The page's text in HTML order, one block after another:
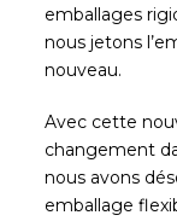
emballages
nous jetons
nouveau.
Avec cette
changement
nous avons
emballage